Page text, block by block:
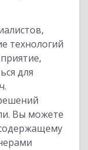
технологий
для
Вы можете